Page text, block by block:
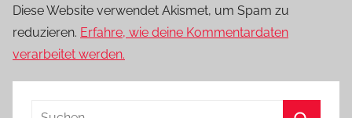
Diese Website verwendet Akismet, um Spam zu
reduzieren. Erfahre, wie deine Kommentardaten
verarbeitet werden.
Suchen